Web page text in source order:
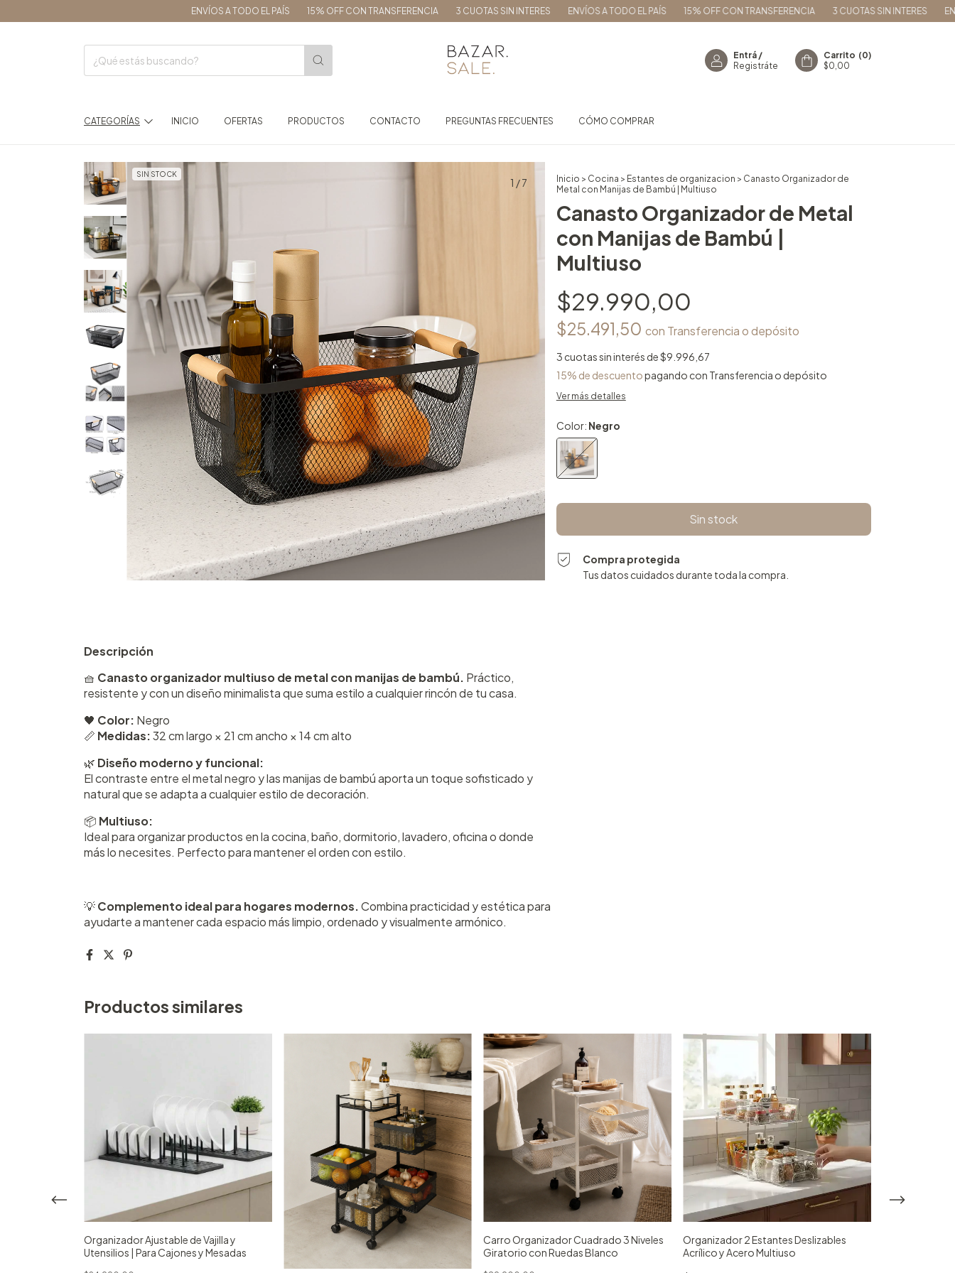
ENVÍOS A TODO EL PAÍS 15% OFF CON TRANSFERENCIA 3 CUOTAS SIN INTERES ENVÍOS A TODO EL PAÍS 15% OFF CON TRANSFERENCIA 3 CUOTAS SIN INTERES ENVÍOS A
Entrá /
Registráte
Carrito (0)
$0,00
CATEGORÍAS INICIO OFERTAS PRODUCTOS CONTACTO PREGUNTAS FRECUENTES CÓMO COMPRAR
SIN STOCK
1 /7 Inicio > Cocina > Estantes de organizacion > Canasto Organizador de
Metal con Manijas de Bambú | Multiuso
Canasto Organizador de Metal
con Manijas de Bambú |
Multiuso
$29.990,00
$25.491,50 con Transferencia o depósito
3 cuotas sin interés de$9.996,67
15% de descuentopagando con Transferencia o depósito
Ver más detalles
Color: Negro
Compra protegida
Tus datos cuidados durante toda la compra.
Descripción
🧺 Canasto organizador multiuso de metal con manijas de bambú. Práctico,
resistente y con un diseño minimalista que suma estilo a cualquier rincón de tu casa.
🖤 Color: Negro
📏 Medidas:32 cm largo × 21 cm ancho × 14 cm alto
🌿 Diseño moderno y funcional:
El contraste entre el metal negro y las manijas de bambú aporta un toque sofisticado y
natural que se adapta a cualquier estilo de decoración.
📦 Multiuso:
Ideal para organizar productos en la cocina, baño, dormitorio, lavadero, oficina o donde
más lo necesites. Perfecto para mantener el orden con estilo.
💡Complemento ideal para hogares modernos.Combina practicidad y estética para
ayudarte a mantener cada espacio más limpio, ordenado y visualmente armónico.
Productos similares
Organizador Ajustable de Vajilla y
Utensilios | Para Cajones y Mesadas
Carro Organizador Cuadrado 3 Niveles
Giratorio con Ruedas Blanco
Organizador 2 Estantes Deslizables
Acrílico y Acero Multiuso